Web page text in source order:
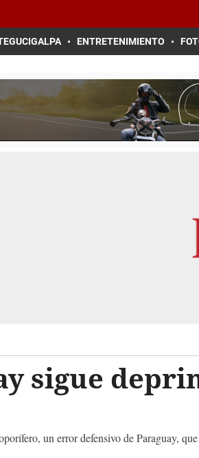
ENTRETENIMIENTO
sigue
un error defensivo de Paraguay,